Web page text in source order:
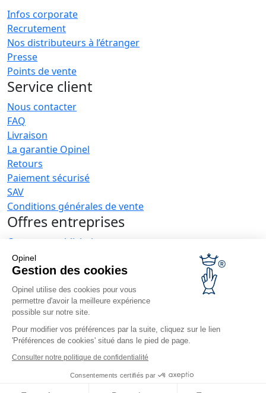
Opinel
Gestion des cookies
Opinel utilise des cookies pour vous
permettre d'avoir la meilleure expérience
possible sur notre site.
Pour modifier vos préférences par la suite, cliquez sur le lien
'Préférences de cookies' situé dans le pied de page.
Consulter notre politique de confidentialité
Consentements certifiés par
Infos corporate
Recrutement
Nos distributeurs à l’étranger
Presse
Points de vente
Service client
Nous contacter
FAQ
Livraison
La garantie Opinel
Retours
Paiement sécurisé
SAV
Conditions générales de vente
Offres entreprises
Couteaux publicitaires
Restaurateurs
Opinel News
Recevoir les actualités
Retrouvez-nous